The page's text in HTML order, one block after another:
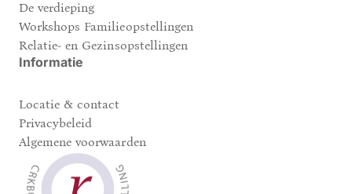
De verdieping
Workshops Familieopstellingen
Relatie- en Gezinsopstellingen
Informatie
Locatie & contact
Privacybeleid
Algemene voorwaarden